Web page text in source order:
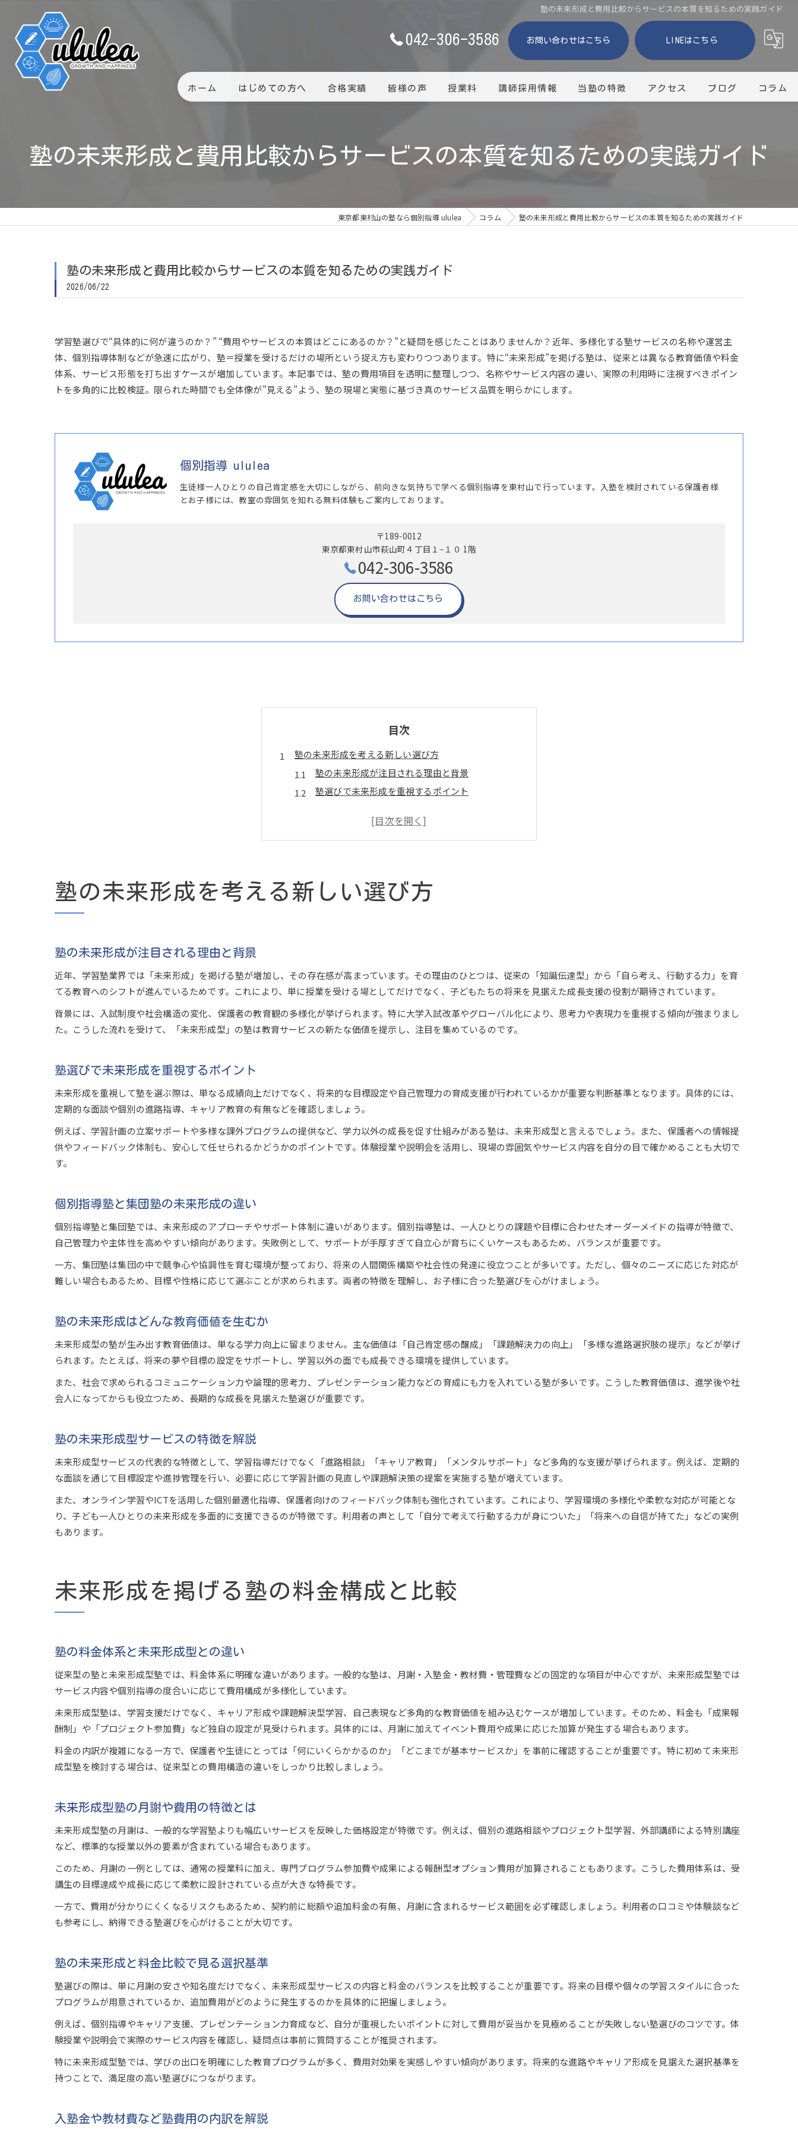
塾の未来形成と費用比較からサービスの本質を知るための実践ガイド
042-306-3586 お問い合わせはこちら LINEはこちら
ホーム はじめての方へ 合格実績 皆様の声 授業料 講師採用情報 当塾の特徴
中学生
自習
アクセス ブログ コラム
塾の未来形成と費用比較からサービスの本質を知るための実践ガイド
東京都東村山の塾なら個別指導 ululea コラム 塾の未来形成と費用比較からサービスの本質を知るための実践ガイド
塾の未来形成と費用比較からサービスの本質を知るための実践ガイド
2026/06/22
学習塾選びで“具体的に何が違うのか？” “費用やサービスの本質はどこにあるのか？”と疑問を感じたことはありませんか？近年、多様化する塾サービスの名称や運営主
体、個別指導体制などが急速に広がり、塾＝授業を受けるだけの場所という捉え方も変わりつつあります。特に“未来形成”を掲げる塾は、従来とは異なる教育価値や料金
体系、サービス形態を打ち出すケースが増加しています。本記事では、塾の費用項目を透明に整理しつつ、名称やサービス内容の違い、実際の利用時に注視すべきポイン
トを多角的に比較検証。限られた時間でも全体像が”見える”よう、塾の現場と実態に基づき真のサービス品質を明らかにします。
個別指導 ululea
生徒様一人ひとりの自己肯定感を大切にしながら、前向きな気持ちで学べる個別指導を東村山で行っています。入塾を検討されている保護者様
とお子様には、教室の雰囲気を知れる無料体験もご案内しております。
〒189-0012
東京都東村山市萩山町４丁目１−１０ 1階
042-306-3586
お問い合わせはこちら
目次
塾の未来形成を考える新しい選び方
塾の未来形成が注目される理由と背景
塾選びで未来形成を重視するポイント
塾の未来形成はどんな教育価値を生むか
塾の料金体系と未来形成型との違い
未来形成型塾の月謝や費用の特徴とは
塾サービスの本質はどこにあるか再考
塾の本質を見極めるための視点とは
未来形成型塾のサービス本質を徹底検証
塾のサービス質と未来形成の関係性
塾の教育サービスとしての進化を探る
塾の教育サービスの新たな方向性とは
塾の料金公開と未来形成型の安心感を比較
塾選びで避けたい費用の不透明さを解説
塾の費用開示と実際の負担感を比較検証
塾の未来形成で重要な判断基準とは何か
塾サービスの比較で見える未来形成の強み
塾の未来形成型を選ぶ際の評価ポイント
費用とサービスで見極める塾の価値基準
塾の未来形成を考える新しい選び方
塾の未来形成が注目される理由と背景
近年、学習塾業界では「未来形成」を掲げる塾が増加し、その存在感が高まっています。その理由のひとつは、従来の「知識伝達型」から「自ら考え、行動する力」を育
てる教育へのシフトが進んでいるためです。これにより、単に授業を受ける場としてだけでなく、子どもたちの将来を見据えた成長支援の役割が期待されています。
背景には、入試制度や社会構造の変化、保護者の教育観の多様化が挙げられます。特に大学入試改革やグローバル化により、思考力や表現力を重視する傾向が強まりまし
た。こうした流れを受けて、「未来形成型」の塾は教育サービスの新たな価値を提示し、注目を集めているのです。
塾選びで未来形成を重視するポイント
未来形成を重視して塾を選ぶ際は、単なる成績向上だけでなく、将来的な目標設定や自己管理力の育成支援が行われているかが重要な判断基準となります。具体的には、
定期的な面談や個別の進路指導、キャリア教育の有無などを確認しましょう。
例えば、学習計画の立案サポートや多様な課外プログラムの提供など、学力以外の成長を促す仕組みがある塾は、未来形成型と言えるでしょう。また、保護者への情報提
供やフィードバック体制も、安心して任せられるかどうかのポイントです。体験授業や説明会を活用し、現場の雰囲気やサービス内容を自分の目で確かめることも大切で
す。
個別指導塾と集団塾の未来形成の違い
個別指導塾と集団塾では、未来形成のアプローチやサポート体制に違いがあります。個別指導塾は、一人ひとりの課題や目標に合わせたオーダーメイドの指導が特徴で、
自己管理力や主体性を高めやすい傾向があります。失敗例として、サポートが手厚すぎて自立心が育ちにくいケースもあるため、バランスが重要です。
一方、集団塾は集団の中で競争心や協調性を育む環境が整っており、将来の人間関係構築や社会性の発達に役立つことが多いです。ただし、個々のニーズに応じた対応が
難しい場合もあるため、目標や性格に応じて選ぶことが求められます。両者の特徴を理解し、お子様に合った塾選びを心がけましょう。
塾の未来形成はどんな教育価値を生むか
未来形成型の塾が生み出す教育価値は、単なる学力向上に留まりません。主な価値は「自己肯定感の醸成」「課題解決力の向上」「多様な進路選択肢の提示」などが挙げ
られます。たとえば、将来の夢や目標の設定をサポートし、学習以外の面でも成長できる環境を提供しています。
また、社会で求められるコミュニケーション力や論理的思考力、プレゼンテーション能力などの育成にも力を入れている塾が多いです。こうした教育価値は、進学後や社
会人になってからも役立つため、長期的な成長を見据えた塾選びが重要です。
塾の未来形成型サービスの特徴を解説
未来形成型サービスの代表的な特徴として、学習指導だけでなく「進路相談」「キャリア教育」「メンタルサポート」など多角的な支援が挙げられます。例えば、定期的
な面談を通じて目標設定や進捗管理を行い、必要に応じて学習計画の見直しや課題解決策の提案を実施する塾が増えています。
また、オンライン学習やICTを活用した個別最適化指導、保護者向けのフィードバック体制も強化されています。これにより、学習環境の多様化や柔軟な対応が可能とな
り、子ども一人ひとりの未来形成を多面的に支援できるのが特徴です。利用者の声として「自分で考えて行動する力が身についた」「将来への自信が持てた」などの実例
もあります。
未来形成を掲げる塾の料金構成と比較
塾の料金体系と未来形成型との違い
従来型の塾と未来形成型塾では、料金体系に明確な違いがあります。一般的な塾は、月謝・入塾金・教材費・管理費などの固定的な項目が中心ですが、未来形成型塾では
サービス内容や個別指導の度合いに応じて費用構成が多様化しています。
未来形成型塾は、学習支援だけでなく、キャリア形成や課題解決型学習、自己表現など多角的な教育価値を組み込むケースが増加しています。そのため、料金も「成果報
酬制」や「プロジェクト参加費」など独自の設定が見受けられます。具体的には、月謝に加えてイベント費用や成果に応じた加算が発生する場合もあります。
料金の内訳が複雑になる一方で、保護者や生徒にとっては「何にいくらかかるのか」「どこまでが基本サービスか」を事前に確認することが重要です。特に初めて未来形
成型塾を検討する場合は、従来型との費用構造の違いをしっかり比較しましょう。
未来形成型塾の月謝や費用の特徴とは
未来形成型塾の月謝は、一般的な学習塾よりも幅広いサービスを反映した価格設定が特徴です。例えば、個別の進路相談やプロジェクト型学習、外部講師による特別講座
など、標準的な授業以外の要素が含まれている場合もあります。
このため、月謝の一例としては、通常の授業料に加え、専門プログラム参加費や成果による報酬型オプション費用が加算されることもあります。こうした費用体系は、受
講生の目標達成や成長に応じて柔軟に設計されている点が大きな特長です。
一方で、費用が分かりにくくなるリスクもあるため、契約前に総額や追加料金の有無、月謝に含まれるサービス範囲を必ず確認しましょう。利用者の口コミや体験談など
も参考にし、納得できる塾選びを心がけることが大切です。
塾の未来形成と料金比較で見る選択基準
塾選びの際は、単に月謝の安さや知名度だけでなく、未来形成型サービスの内容と料金のバランスを比較することが重要です。将来の目標や個々の学習スタイルに合った
プログラムが用意されているか、追加費用がどのように発生するのかを具体的に把握しましょう。
例えば、個別指導やキャリア支援、プレゼンテーション力育成など、自分が重視したいポイントに対して費用が妥当かを見極めることが失敗しない塾選びのコツです。体
験授業や説明会で実際のサービス内容を確認し、疑問点は事前に質問することが推奨されます。
特に未来形成型塾では、学びの出口を明確にした教育プログラムが多く、費用対効果を実感しやすい傾向があります。将来的な進路やキャリア形成を見据えた選択基準を
持つことで、満足度の高い塾選びにつながります。
入塾金や教材費など塾費用の内訳を解説